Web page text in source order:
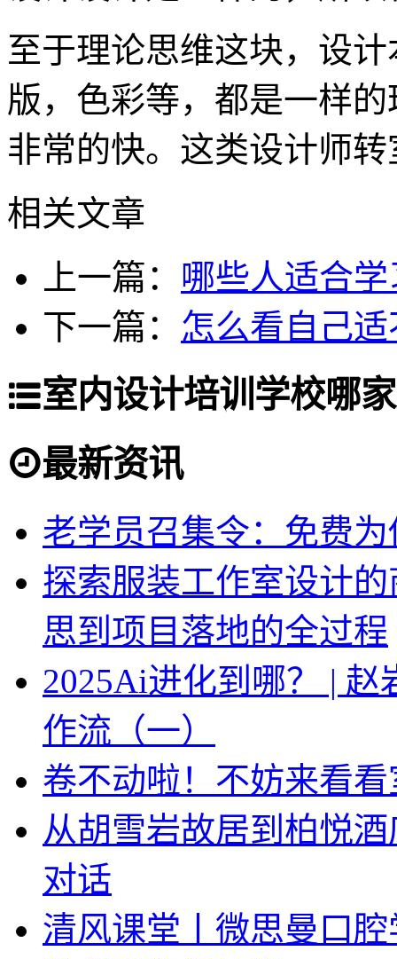
至于理论思维这块，设
版，色彩等，都是一样
非常的快。这类设计师
相关文章
上一篇： 哪些人适合
下一篇： 怎么看自己
室内设计培训学校哪
最新资讯
老学员召集令：免费
探索服装工作室设计
思到项目落地的全过程
2025Ai进化到哪？ |
作流（一）
卷不动啦！不妨来看
从胡雪岩故居到柏悦
对话
清风课堂丨微思曼口